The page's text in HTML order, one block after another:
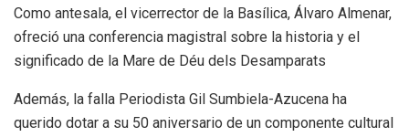
Como antesala, el vicerrector de la Basílica, Álvaro Almenar,
ofreció una conferencia magistral sobre la historia y el
significado de la Mare de Déu dels Desamparats
Además, la falla Periodista Gil Sumbiela-Azucena ha
querido dotar a su 50 aniversario de un componente cultural